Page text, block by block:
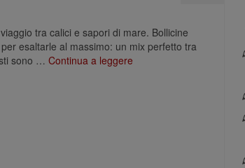
tra calici e sapori di mare. Bollicine
esaltarle al massimo: un mix perfetto tra
sono …Continua a leggere